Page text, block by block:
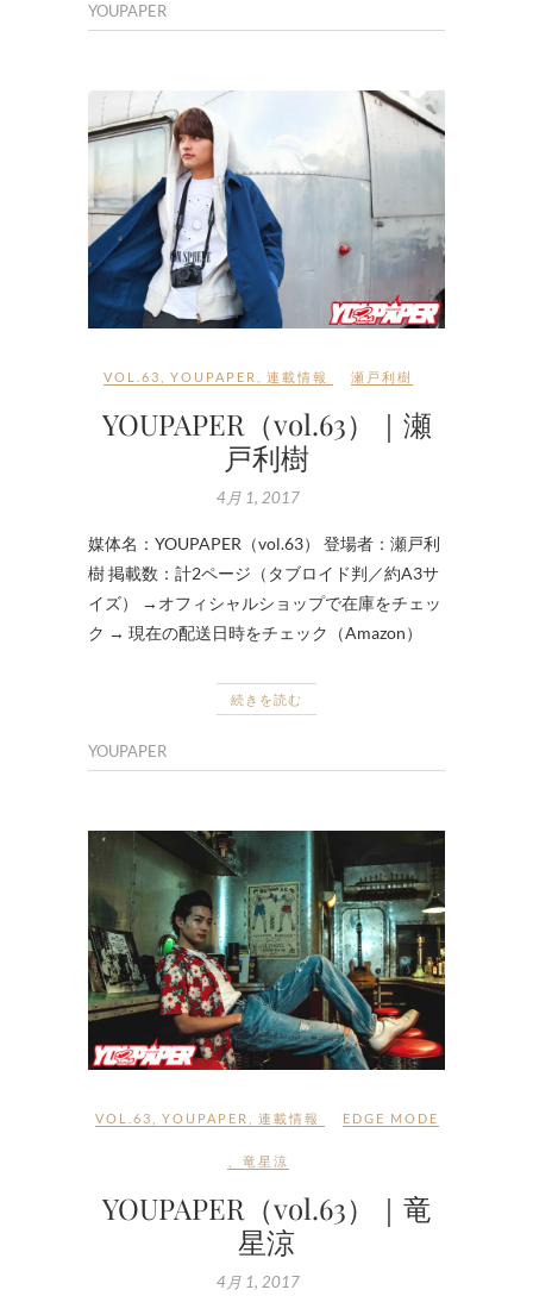
YOUPAPER
VOL.63 YOUPAPER 連載情報 瀬戸利樹
YOUPAPER（vol.63）｜瀬
戸利樹
4月 1, 2017
媒体名：YOUPAPER（vol.63） 登場者：瀬戸利
樹 掲載数：計2ページ（タブロイド判／約A3サ
イズ） →オフィシャルショップで在庫をチェッ
ク → 現在の配送日時をチェック（Amazon）
続きを読む
YOUPAPER
VOL.63 YOUPAPER 連載情報 EDGE MODE
竜星涼
YOUPAPER（vol.63）｜竜
星涼
4月 1, 2017